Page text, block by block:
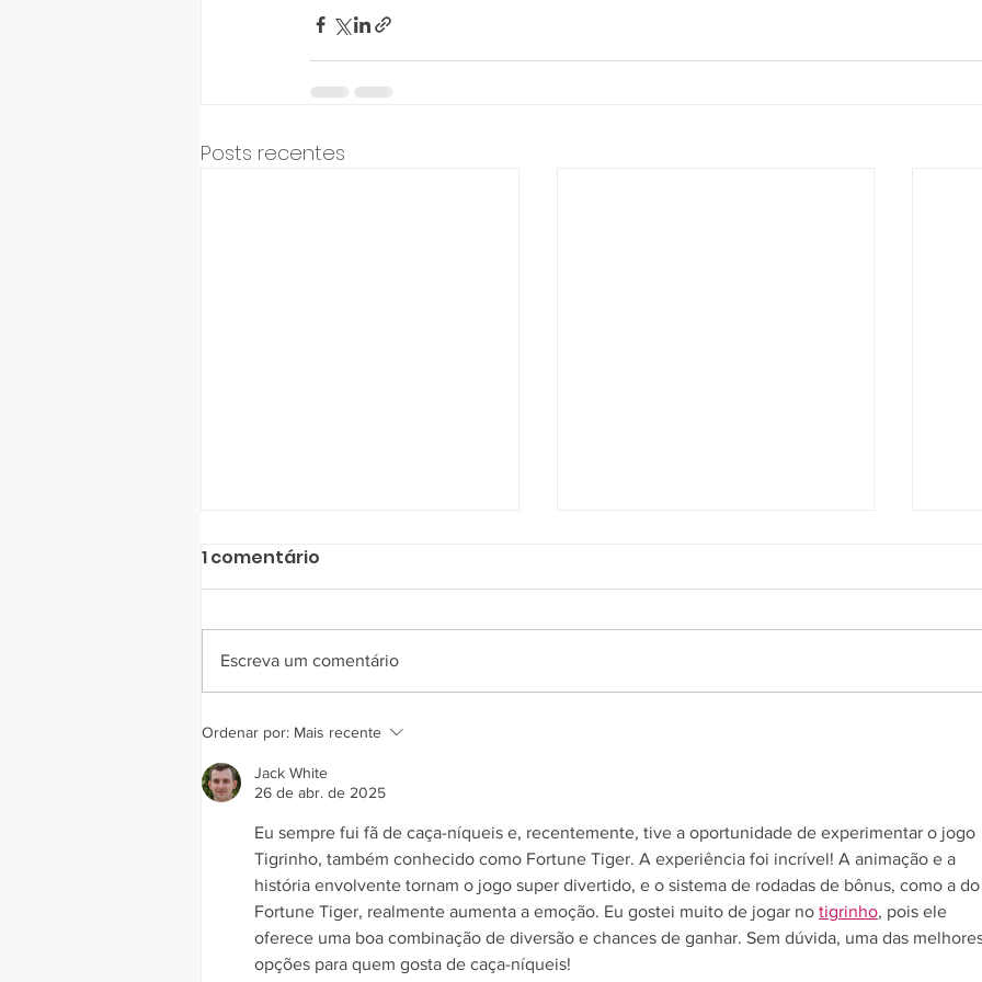
Posts recentes
RC Livramento entrega
300 cobertores no bairro
Simón Bolívar em mais
Agasalhos
1 comentário
Escreva um comentário
Ordenar por: Mais recente
Jack White
26 de abr. de 2025
Eu sempre fui fã de caça-níqueis e, recentemente, tive a oportunidade de experimentar o jogo
Tigrinho, também conhecido como Fortune Tiger. A experiência foi incrível! A animação e a
história envolvente tornam o jogo super divertido, e o sistema de rodadas de bônus, como a do
Fortune Tiger, realmente aumenta a emoção. Eu gostei muito de jogar no tigrinho, pois ele
oferece uma boa combinação de diversão e chances de ganhar. Sem dúvida, uma das
opções para quem gosta de caça-níqueis!